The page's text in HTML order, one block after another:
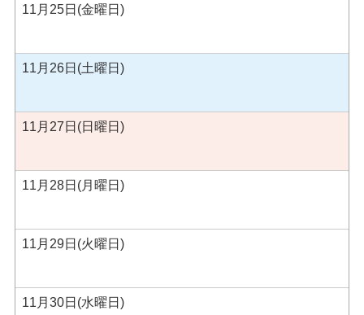
11月25日(金曜日)
11月26日(土曜日)
11月27日(日曜日)
11月28日(月曜日)
11月29日(火曜日)
11月30日(水曜日)